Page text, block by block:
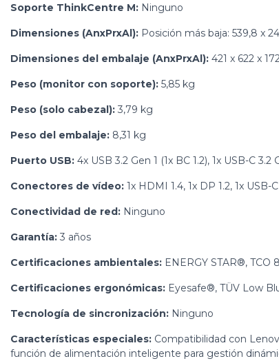
Soporte ThinkCentre M: Ninguno
Dimensiones (AnxPrxAl): Posición más baja: 539,8 x
Dimensiones del embalaje (AnxPrxAl): 421 x 622 x
Peso (monitor con soporte): 5,85 kg
Peso (solo cabezal): 3,79 kg
Peso del embalaje: 8,31 kg
Puerto USB: 4x USB 3.2 Gen 1 (1x BC 1.2), 1x USB-C
Conectores de vídeo: 1x HDMI 1.4, 1x DP 1.2, 1x
Conectividad de red: Ninguno
Garantía: 3 años
Certificaciones ambientales: ENERGY STAR®, TCO
Certificaciones ergonómicas: Eyesafe®, TÜV Low
Tecnología de sincronización: Ninguno
Características especiales: Compatibilidad con
función de alimentación inteligente para gestión